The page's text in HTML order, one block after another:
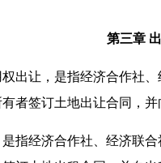
第三章 出
让，是指经济合作社、
者签订土地出让合同，并
经济合作社、经济联